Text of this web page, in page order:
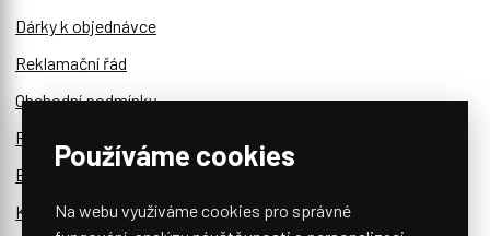
Dárky k objednávce
Reklamační řád
Obchodní podmínky
Reklamace a vratky
Blog
Kontakt
Používáme cookies
Na webu využíváme cookies pro správné